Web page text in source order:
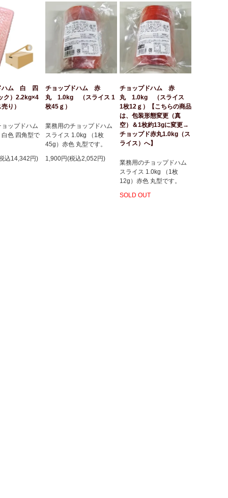
ハム 白 四
ク）2.2kg×4
り）
ップドハム
白色 四角型で
込14,342円)
チョップドハム 赤
丸 1.0kg （スライス 1
枚45ｇ）
業務用のチョップドハム
スライス 1.0kg （1枚
45g）赤色 丸型です。
1,900円(税込2,052円)
チョップドハム 赤
丸 1.0kg （スライス
1枚12ｇ）【こちらの商品
は、包装形態変更（真
空）＆1枚約13gに変更→
チョップド赤丸1.0kg（ス
ライス）へ】
業務用のチョップドハム
スライス 1.0kg （1枚
12g）赤色 丸型です。
SOLD OUT